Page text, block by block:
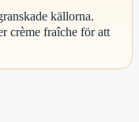
källorna.
crème fraîche för att